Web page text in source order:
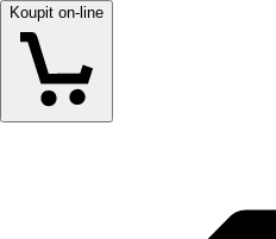
Koupit on-line